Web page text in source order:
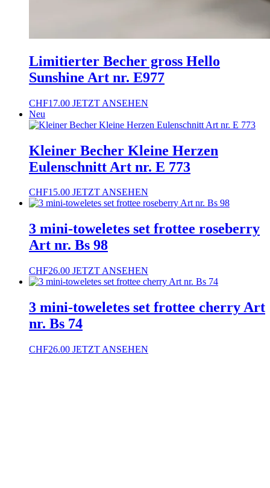
Limitierter Becher gross Hello
Sunshine Art nr. E977
CHF17.00 JETZT ANSEHEN
Neu
Kleiner Becher Kleine Herzen
Eulenschnitt Art nr. E 773
CHF15.00 JETZT ANSEHEN
3 mini-toweletes set frottee roseberry
Art nr. Bs 98
CHF26.00 JETZT ANSEHEN
3 mini-toweletes set frottee cherry Art
nr. Bs 74
CHF26.00 JETZT ANSEHEN